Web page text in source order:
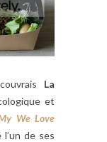
La
et
We Love
l’un de ses